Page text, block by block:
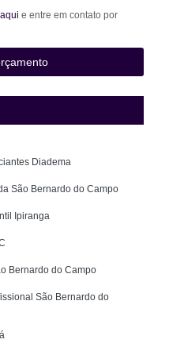
e entre em contato por
Diadema
São Bernardo do Campo
Ipiranga
Bernardo do Campo
São Bernardo do